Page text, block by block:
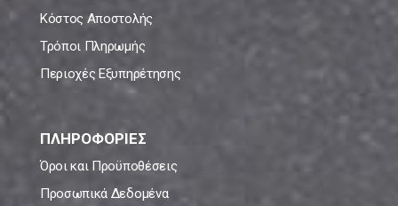
Κόστος Αποστολής
Τρόποι Πληρωμής
Περιοχές Εξυπηρέτησης
ΠΛΗΡΟΦΟΡΙΕΣ
Όροι και Προϋποθέσεις
Προσωπικά Δεδομένα